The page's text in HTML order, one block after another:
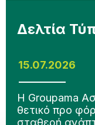
Δελτία
15.07.2026
Η Groupama
θετικό προ